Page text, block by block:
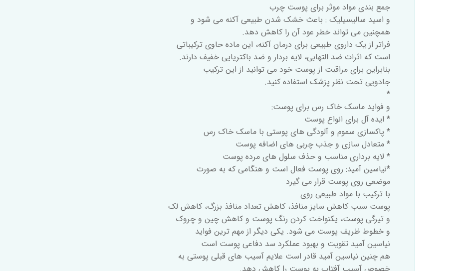
جمع بندی مواد موثر برای پوست چرب
و اسید سالیسیلیک : باعث خشک شدن طبیعی آکنه می شود و
همچنین می تواند خطر عود آن را کاهش دهد.
فراتر از یک داروی طبیعی برای درمان آکنه، این ماده حاوی ترکیباتی
است که اثرات ضد التهابی، لایه بردار و ضد باکتریایی خفیف دارند.
بنابراین برای مراقبت از پوست خود می توانید از این ترکیب
جادویی تحت نظر پزشک استفاده کنید.
*
و فواید ماسک خاک رس برای پوست:
* ایده آل برای انواع پوست
* پاکسازی سموم و آلودگی های پوستی با ماسک خاک رس
* متعادل سازی و جذب چربی های اضافه پوست
* لایه برداری مناسب و حذف سلول های مرده پوست
*نیاسین آمید: روی پوست فعال است و هنگامی که به صورت
موضعی روی پوست قرار می گیرد
با ترکیب با مواد طبیعی روی
پوست سبب کاهش سایز منافذ، کاهش تعداد منافذ بزرگ، کاهش لک
و تیرگی پوست، یکنواخت کردن رنگ پوست و کاهش چین و چروک
و خطوط ظریف پوست می شود. یکی دیگر از مهم ترین فواید
نیاسین آمید تقویت و بهبود عملکرد سد دفاعی پوست است
هم چنین نیاسین آمید قادر است علایم آسیب های قبلی پوستی به